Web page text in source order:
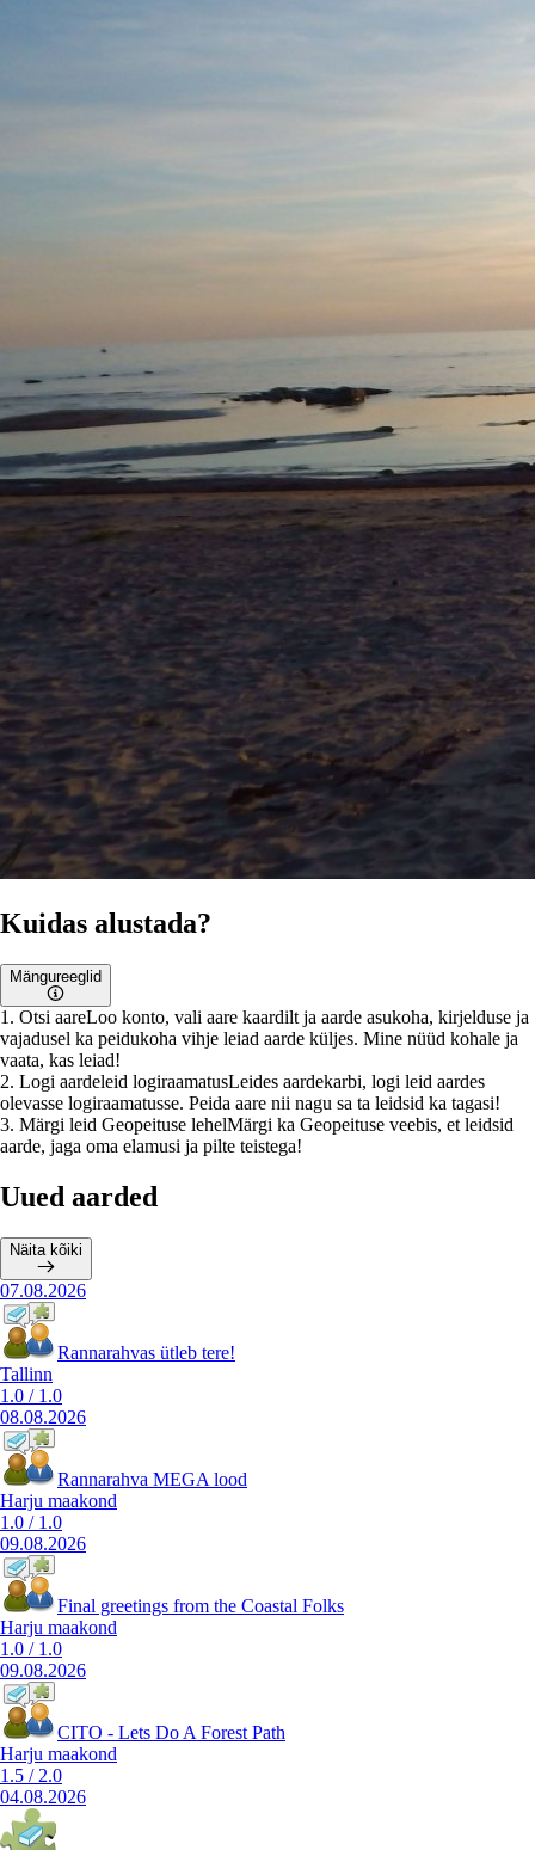
Kuidas alustada?
Mängureeglid
1 . Otsi aareLoo konto, vali aare kaardilt ja aarde asukoha, kirjelduse ja
vajadusel ka peidukoha vihje leiad aarde küljes. Mine nüüd kohale ja
vaata, kas leiad!
2. Logi aardeleid logiraamatusLeides aardekarbi, logi leid aardes
olevasse logiraamatusse. Peida aare nii nagu sa ta leidsid ka tagasi!
3. Märgi leid Geopeituse lehelMärgi ka Geopeituse veebis, et leidsid
aarde, jaga oma elamusi ja pilte teistega!
Uued aarded
Näita kõiki
07.08.2026
Rannarahvas ütleb tere!
Tallinn
1.0 / 1.0
08.08.2026
Rannarahva MEGA lood
Harju maakond
1.0 / 1.0
09.08.2026
Final greetings from the Coastal Folks
Harju maakond
1.0 / 1.0
09.08.2026
CITO - Lets Do A Forest Path
Harju maakond
1.5 / 2.0
04.08.2026